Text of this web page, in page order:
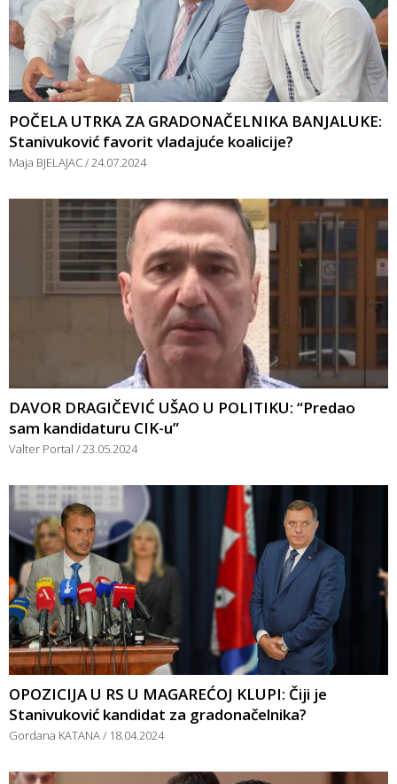
POČELA UTRKA ZA GRADONAČELNIKA BANJALUKE:
Stanivuković favorit vladajuće koalicije?
Maja BJELAJAC 24.07.2024
DAVOR DRAGIČEVIĆ UŠAO U POLITIKU: “Predao
sam kandidaturu CIK-u”
Valter Portal 23.05.2024
OPOZICIJA U RS U MAGAREĆOJ KLUPI: Čiji je
Stanivuković kandidat za gradonačelnika?
Gordana KATANA 18.04.2024